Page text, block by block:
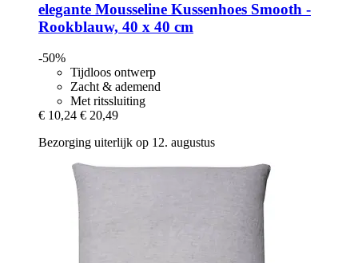
elegante Mousseline Kussenhoes Smooth -​
Rookblauw, 40 x 40 cm
-50%
Tijdloos ontwerp
Zacht & ademend
Met ritssluiting
€ 10,24 € 20,49
Bezorging uiterlijk op 12. augustus